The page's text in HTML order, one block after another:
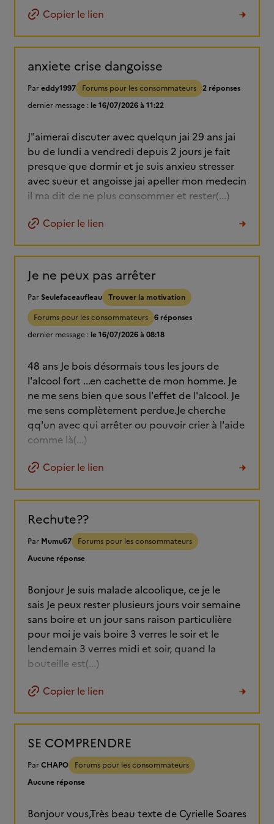
Copier le lien
anxiete crise dangoisse
Pareddy1997 Forums pour les consommateurs 2 réponses
dernier message : le 16/07/2026 à 11:22
J"aimerai discuter avec quelqun jai 29 ans jai
bu de lundi a vendredi depuis 2 jours je fait
presque que dormir et je suis anxieu stresser
avec sueur et angoisse jai apeller mon medecin
il ma dit de ne plus consommer et rester(...)
Copier le lien
Je ne peux pas arrêter
ParSeulefaceaufleau Trouver la motivation
Forums pour les consommateurs 6 réponses
dernier message : le 16/07/2026 à 08:18
48 ans Je bois désormais tous les jours de
l'alcool fort ...en cachette de mon homme. Je
ne me sens bien que sous l'effet de l'alcool. Je
me sens complètement perdue.Je cherche
qq'un avec qui arrêter ou pouvoir crier à l'aide
comme là(...)
Copier le lien
Rechute??
Par Mumu67
Forums pour les consommateurs
Aucune réponse
Bonjour Je suis malade alcoolique, ce je le
sais Je peux rester plusieurs jours voir semaine
sans boire et un jour sans raison particulière
pour moi je vais boire 3 verres le soir et le
lendemain 3 verres midi et soir, quand la
bouteille est(...)
Copier le lien
SE COMPRENDRE
ParCHAPO
Forums pour les consommateurs
Aucune réponse
Bonjour vous,Très beau texte de Cyrielle Soares